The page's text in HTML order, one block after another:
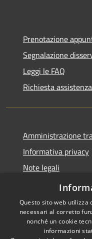
Prenotazione
Segnalazione
Leggi le FAQ
Richiesta assistenza
Amministrazione
Informativa privacy
Note legali
Dichiarazione di
Questo sito web
necessari al corretto
nonché un cookie
informazioni